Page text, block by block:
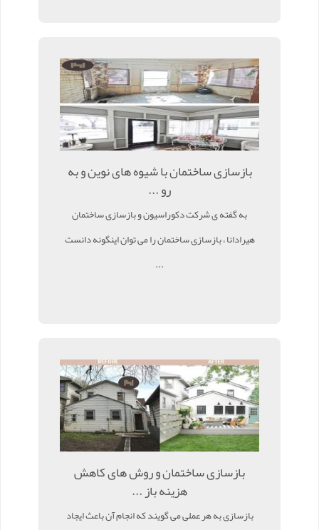
بازسازی ساختمان با شیوه های نوین و به
رو ...
به گفته ی شرکت دکوراسیون و بازسازی ساختمان
هیرادانا ، بازسازی ساختمان را می توان اینگونه دانست
...
بازسازی ساختمان و روش های کاهش
هزینه باز ...
بازسازی به هر عملی می گویند که انجام آن باعث ایجاد